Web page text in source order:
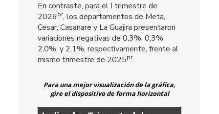
En contraste, para el I trimestre de
2026pr, los departamentos de Meta,
Cesar, Casanare y La Guajira presentaron
variaciones negativas de 0,3%, 0,3%,
2,0%, y 2,1%, respectivamente, frente al
mismo trimestre de 2025pr.